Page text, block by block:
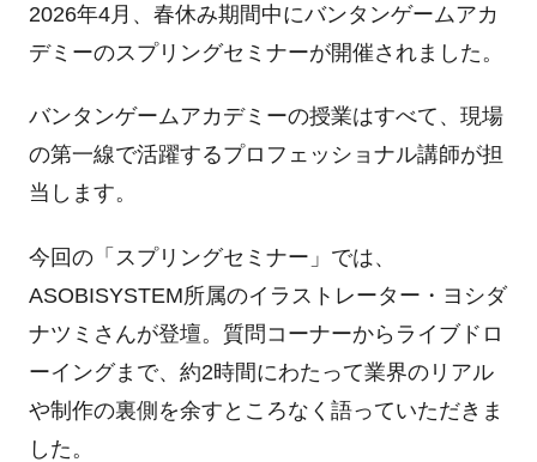
2026年4月、春休み期間中にバンタンゲームアカ
デミーのスプリングセミナーが開催されました。
バンタンゲームアカデミーの授業はすべて、現場
の第一線で活躍するプロフェッショナル講師が担
当します。
今回の「スプリングセミナー」では、
ASOBISYSTEM所属のイラストレーター・ヨシダ
ナツミさんが登壇。質問コーナーからライブドロ
ーイングまで、約2時間にわたって業界のリアル
や制作の裏側を余すところなく語っていただきま
した。